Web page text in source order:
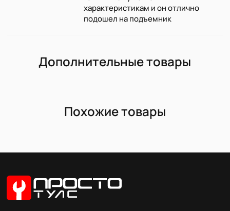
характеристикам и он отлично
подошел на подъемник
Дополнительные товары
Похожие товары